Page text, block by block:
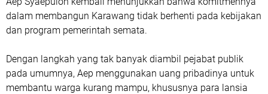
dalam membangun Karawang tidak berhenti pada kebijakan
dan program pemerintah semata.
Dengan langkah yang tak banyak diambil pejabat publik
pada umumnya, Aep menggunakan uang pribadinya untuk
membantu warga kurang mampu, khususnya para lansia